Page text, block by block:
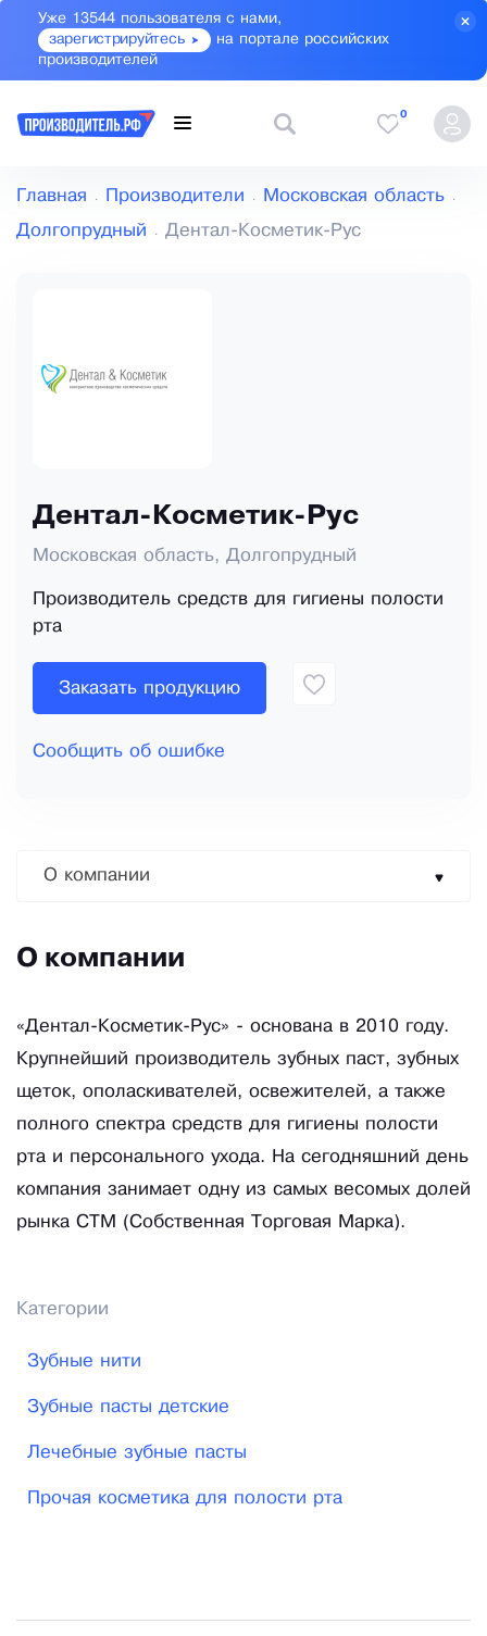
Уже 13544 пользователя с нами,
зарегистрируйтесь
на портале российских
производителей
0
Главная Производители Московская область
Долгопрудный Дентал-Косметик-Рус
Дентал-Косметик-Рус
Московская область, Долгопрудный
Производитель средств для гигиены полости
рта
Заказать продукцию
Сообщить об ошибке
О компании
О компании
«Дентал-Косметик-Рус» - основана в 2010 году.
Крупнейший производитель зубных паст, зубных
щеток, ополаскивателей, освежителей, а также
полного спектра средств для гигиены полости
рта и персонального ухода. На сегодняшний день
компания занимает одну из самых весомых долей
рынка СТМ (Собственная Торговая Марка).
Категории
Зубные нити
Зубные пасты детские
Лечебные зубные пасты
Прочая косметика для полости рта